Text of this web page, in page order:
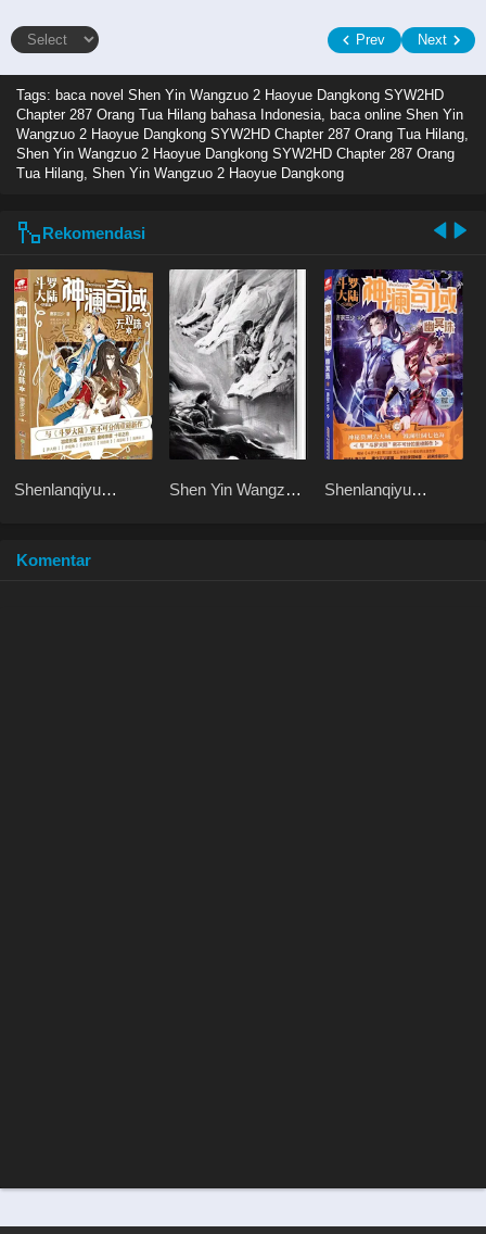
Prev Next
Tags: baca novel Shen Yin Wangzuo 2 Haoyue Dangkong SYW2HD
Chapter 287 Orang Tua Hilang bahasa Indonesia, baca online Shen Yin
Wangzuo 2 Haoyue Dangkong SYW2HD Chapter 287 Orang Tua Hilang,
Shen Yin Wangzuo 2 Haoyue Dangkong SYW2HD Chapter 287 Orang
Tua Hilang, Shen Yin Wangzuo 2 Haoyue Dangkong
Rekomendasi
Shenlanqiyu
Shen Yin Wangzuo
Shenlanqiyu
Komentar